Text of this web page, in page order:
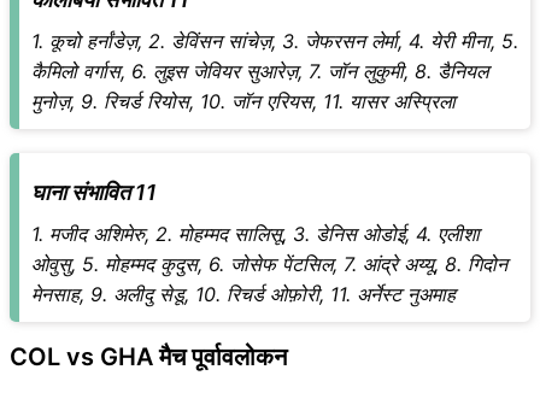
1. कूचो हर्नांडेज़, 2. डेविंसन सांचेज़, 3. जेफरसन लेर्मा, 4. येरी मीना, 5.
कैमिलो वर्गास, 6. लुइस जेवियर सुआरेज़, 7. जॉन लुकुमी, 8. डैनियल
मुनोज़, 9. रिचर्ड रियोस, 10. जॉन एरियस, 11. यासर अस्प्रिला
घाना संभावित 11
1. मजीद अशिमेरु, 2. मोहम्मद सालिसू, 3. डेनिस ओडोई, 4. एलीशा
ओवुसु, 5. मोहम्मद कुदुस, 6. जोसेफ पेंटसिल, 7. आंद्रे अय्यू, 8. गिदोन
मेनसाह, 9. अलीदु सेडू, 10. रिचर्ड ओफ़ोरी, 11. अर्नेस्ट नुअमाह
COL vs GHA मैच पूर्वावलोकन